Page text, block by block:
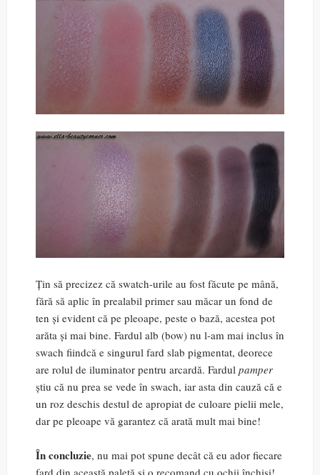
Țin să precizez că swatch-urile au fost făcute pe mână,
fără să aplic în prealabil primer sau măcar un fond de
ten și evident că pe pleoape, peste o bază, acestea pot
arăta și mai bine. Fardul alb (bow) nu l-am mai inclus în
swach fiindcă e singurul fard slab pigmentat, deorece
are rolul de iluminator pentru arcardă. Fardul pamper
știu că nu prea se vede în swach, iar asta din cauză că e
un roz deschis destul de apropiat de culoare pielii mele,
dar pe pleoape vă garantez că arată mult mai bine!
În concluzie, nu mai pot spune decât că eu ador fiecare
fard din această paletă și o recomand cu ochii închiși!